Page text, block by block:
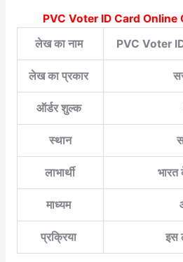
PVC Voter ID Card Online
लेख का नाम
PVC Voter
लेख का प्रकार
ऑर्डर शुल्क
स्थान
लाभार्थी भारत
माध्यम
प्रक्रिया इस